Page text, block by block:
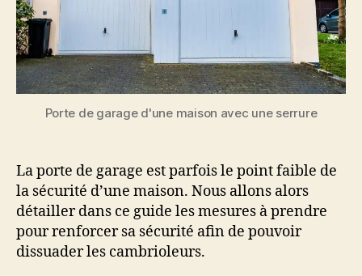
Porte de garage d'une maison avec une serrure
La porte de garage est parfois le point faible de
la sécurité d’une maison. Nous allons alors
détailler dans ce guide les mesures à prendre
pour renforcer sa sécurité afin de pouvoir
dissuader les cambrioleurs.